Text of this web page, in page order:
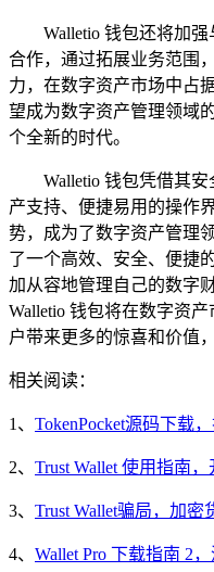
Walletio 钱包还将加
合作，通过拓展业务范围
力，在数字资产市场中占
望成为数字资产管理领域
个全新的时代。
Walletio 钱包凭借其
产支持、便捷易用的操作
势，成为了数字资产管理
了一个高效、安全、便捷
加从容地管理自己的数字
Walletio 钱包将在数字资
户带来更多的惊喜和价值
相关阅读：
1、 TokenPocket源码下载
2、 Trust Wallet 使用指南
3、 Trust Wallet骗局，加
4、 Wallet Pro 下载指南 2